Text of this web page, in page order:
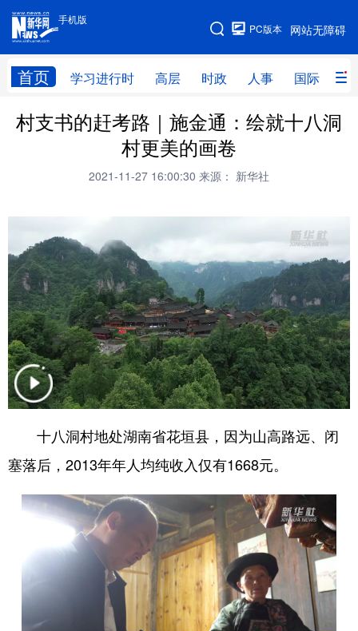
手机版
网站无障碍
PC版本
首页 学习进行时 高层 时政 人事 国际 财
手机版
网站地图
学习进行时 高层 时政 人事
财经 网评
全球连线
科技 科创 量子
文化 书画 军事
访谈 视频 图片 政务
法律 中央文件 金融 汽车
食品 人居 信息化 数字经济
学术中国 乡村振兴 银龄 溯源中国
彩票 娱乐 时尚
文化产业
地方频道
北京 天津 河北 山西
村支书的赶考路｜施金通：绘就十八洞
村更美的画卷
2021-11-27 16:00:30 来源： 新华社
十八洞村地处湖南省花垣县，因为山高路远、闭
塞落后，2013年年人均纯收入仅有1668元。